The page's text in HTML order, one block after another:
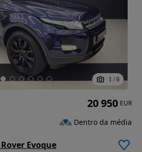
1 / 6
Evoque
20 950 EUR
Dentro da média